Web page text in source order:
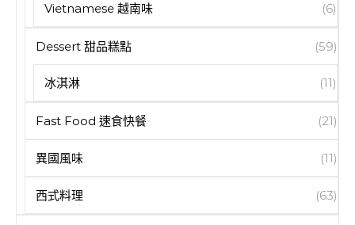
Vietnamese 越南味 (6)
Dessert 甜品糕點 (59)
冰淇淋 (11)
Fast Food 速食快餐 (21)
異國風味 (11)
西式料理 (63)